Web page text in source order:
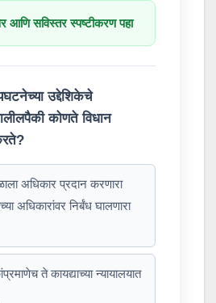
आणि सविस्तर स्पष्टीकरण पहा
उद्देशिकेचे
कोणते विधान
अधिकार प्रदान करणारा
अधिकारांवर निर्बंध घालणारा
ते कायद्याच्या न्यायालयात